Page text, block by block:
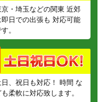
京・埼玉などの関東 近郊
即日での出張も 対応可能
。
日、祝日も対応！ 時間 な
も柔軟に対応致します。